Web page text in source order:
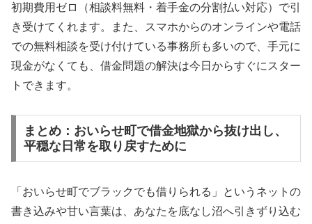
初期費用ゼロ（相談料無料・着手金の分割払い対応）で引
き受けてくれます。また、スマホからのオンラインや電話
での無料相談を受け付けている事務所も多いので、手元に
現金がなくても、借金問題の解決は今日からすぐにスター
トできます。
まとめ：おいらせ町で借金地獄から抜け出し、
平穏な日常を取り戻すために
「おいらせ町でブラックでも借りられる」というネットの
書き込みや甘い言葉は、あなたを底なし沼へ引きずり込む